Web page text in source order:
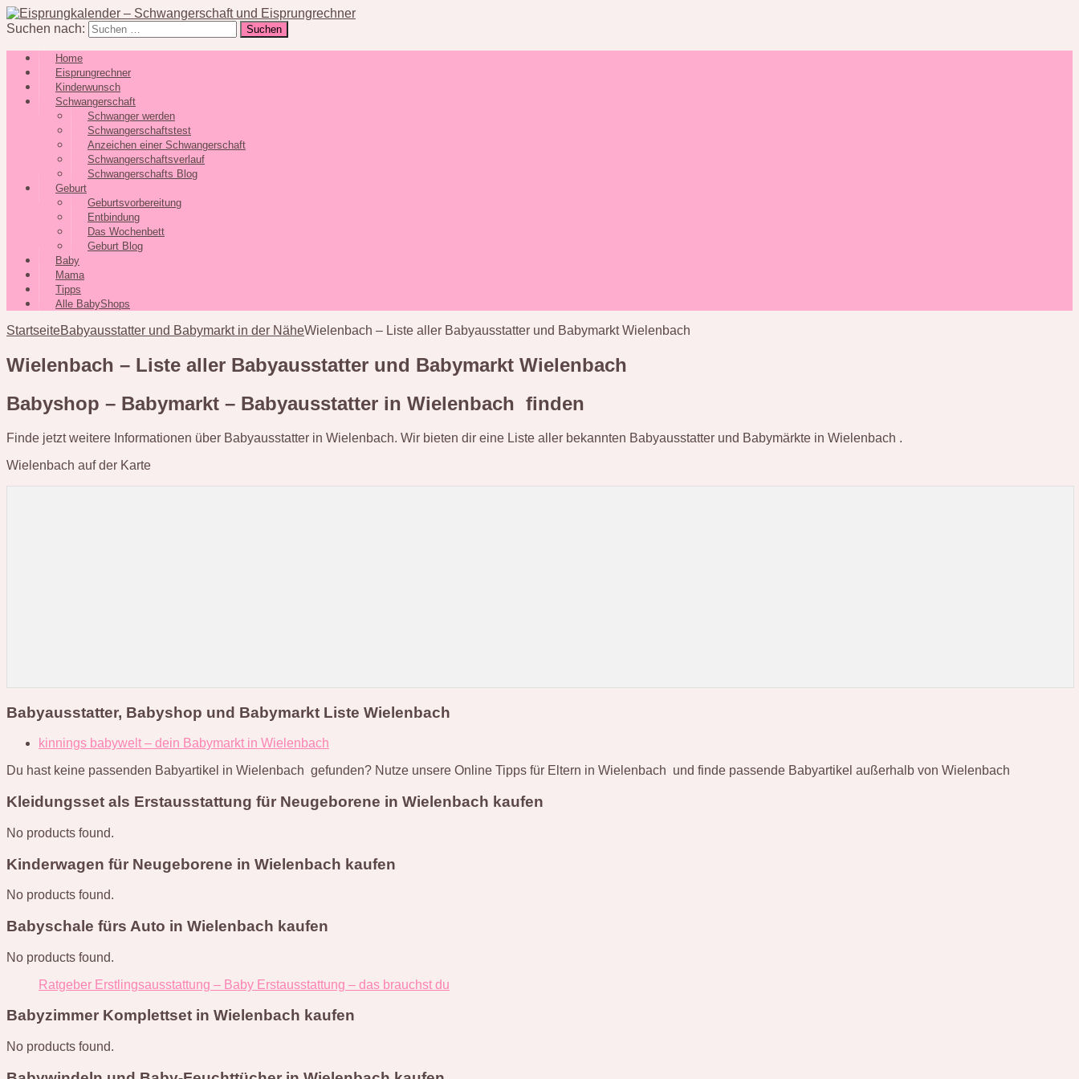
Suchen nach:
Home
Eisprungrechner
Kinderwunsch
Schwangerschaft
Schwanger werden
Schwangerschaftstest
Anzeichen einer Schwangerschaft
Schwangerschaftsverlauf
Schwangerschafts Blog
Geburt
Geburtsvorbereitung
Entbindung
Das Wochenbett
Geburt Blog
Baby
Mama
Tipps
Alle BabyShops
StartseiteBabyausstatter und Babymarkt in der NäheWielenbach – Liste aller Babyausstatter und Babymarkt Wielenbach
Wielenbach – Liste aller Babyausstatter und Babymarkt Wielenbach
Babyshop – Babymarkt – Babyausstatter in Wielenbach finden
Finde jetzt weitere Informationen über Babyausstatter in Wielenbach. Wir bieten dir eine Liste aller bekannten Babyausstatter und Babymärkte in Wielenbach .
Wielenbach auf der Karte
Babyausstatter, Babyshop und Babymarkt Liste Wielenbach
kinnings babywelt – dein Babymarkt in Wielenbach
Du hast keine passenden Babyartikel in Wielenbach gefunden? Nutze unsere Online Tipps für Eltern in Wielenbach und finde passende Babyartikel außerhalb von Wielenbach
Kleidungsset als Erstausstattung für Neugeborene in Wielenbach kaufen
No products found.
Kinderwagen für Neugeborene in Wielenbach kaufen
No products found.
Babyschale fürs Auto in Wielenbach kaufen
No products found.
Ratgeber Erstlingsausstattung – Baby Erstausstattung – das brauchst du
Babyzimmer Komplettset in Wielenbach kaufen
No products found.